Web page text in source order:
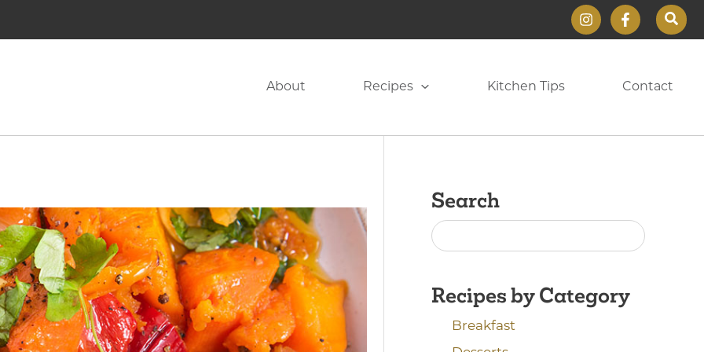
About Recipes Kitchen Tips Contact
Search
Recipes by Category
Breakfast